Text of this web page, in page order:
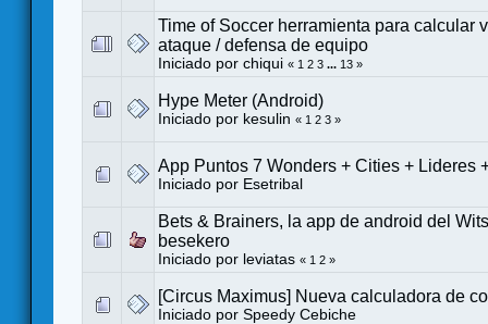
Time of Soccer herramienta para calcular
ataque / defensa de equipo
Iniciado por chiqui « 1 2 3 ... 13 »
Hype Meter (Android)
Iniciado por kesulin « 1 2 3 »
App Puntos 7 Wonders + Cities + Lideres
Iniciado por Esetribal
Bets & Brainers, la app de android del
besekero
Iniciado por leviatas « 1 2 »
[Circus Maximus] Nueva calculadora de
Iniciado por Speedy Cebiche